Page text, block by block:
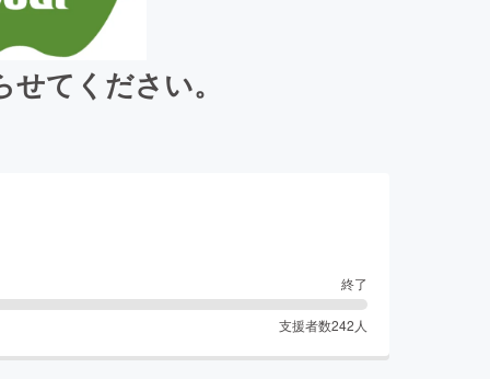
てください。
終了
支援者数242 人